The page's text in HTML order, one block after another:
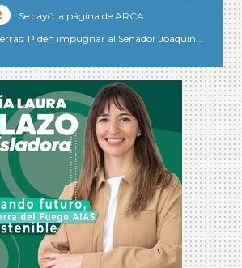
Se cayó la página de ARCA
Piden impugnar al Senador Joaquín…